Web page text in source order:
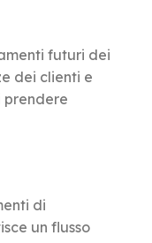
futuri dei
dei clienti e
di
un flusso